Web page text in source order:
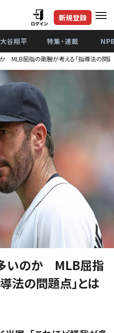
新規登録
大谷翔平 特集・連載
MLB屈指の剛腕が考える「指導法の問題
いのか MLB屈指
法の問題点」とは